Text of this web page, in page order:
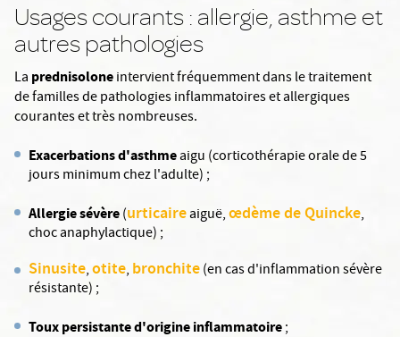
Usages courants : allergie, asthme et
autres pathologies
La prednisoloneintervient fréquemment dans le traitement
de familles de pathologies inflammatoires et allergiques
courantes et très nombreuses.
Exacerbations d'asthmeaigu (corticothérapie orale de 5
jours minimum chez l'adulte) ;
Allergie sévère(urticaireaiguë,œdème de Quincke,
choc anaphylactique) ;
Sinusite,otite, bronchite(en cas d'inflammation sévère
résistante) ;
Toux persistante d'origine inflammatoire;